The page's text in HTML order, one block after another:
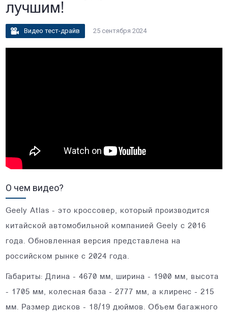
лучшим!
Видео тест-драйв 25 сентября 2024
О чем видео?
Geely Atlas - это кроссовер, который производится
китайской автомобильной компанией Geely с 2016
года. Обновленная версия представлена на
российском рынке с 2024 года.
Габариты: Длина - 4670 мм, ширина - 1900 мм, высота
- 1705 мм, колесная база - 2777 мм, а клиренс - 215
мм. Размер дисков - 18/19 дюймов. Объем багажного